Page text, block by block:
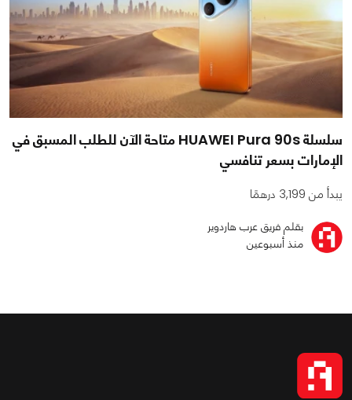
سلسلة HUAWEI Pura 90s متاحة الآن للطلب المسبق في
الإمارات بسعر تنافسي
يبدأ من 3,199 درهمًا
بقلم فريق عرب هاردوير
منذ أسبوعين